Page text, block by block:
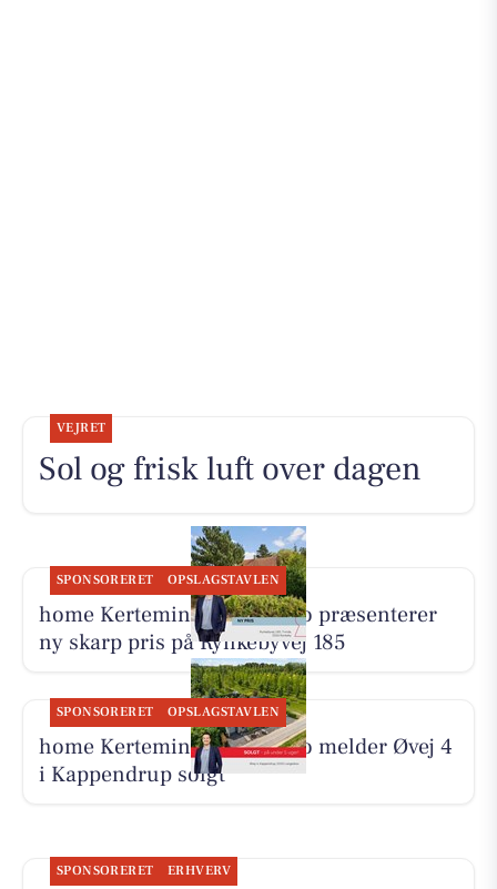
VEJRET
Sol og frisk luft over dagen
SPONSORERET OPSLAGSTAVLEN
home Kerteminde-Munkebo præsenterer
ny skarp pris på Rynkebyvej 185
SPONSORERET OPSLAGSTAVLEN
home Kerteminde-Munkebo melder Øvej 4
i Kappendrup solgt
SPONSORERET ERHVERV